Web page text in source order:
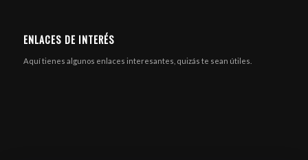
ENLACES DE INTERÉS
Aquí tienes algunos enlaces interesantes, quizás te sean útiles.